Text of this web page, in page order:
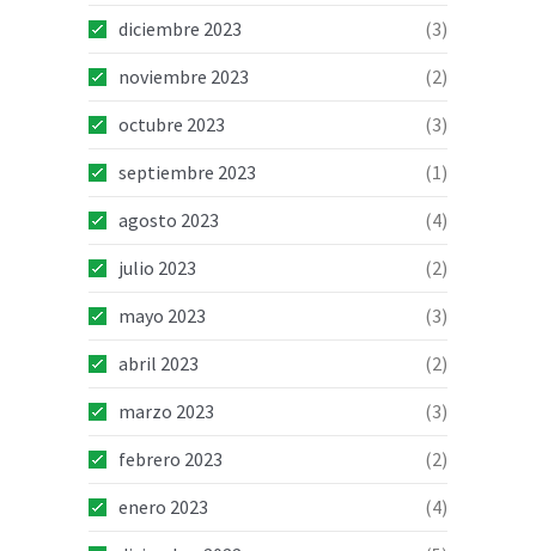
diciembre 2023
(3)
noviembre 2023
(2)
octubre 2023
(3)
septiembre 2023
(1)
agosto 2023
(4)
julio 2023
(2)
mayo 2023
(3)
abril 2023
(2)
marzo 2023
(3)
febrero 2023
(2)
enero 2023
(4)